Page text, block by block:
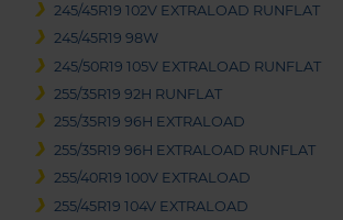
245/45R19 102V EXTRALOAD RUNFLAT
245/45R19 98W
245/50R19 105V EXTRALOAD RUNFLAT
255/35R19 92H RUNFLAT
255/35R19 96H EXTRALOAD
255/35R19 96H EXTRALOAD RUNFLAT
255/40R19 100V EXTRALOAD
255/45R19 104V EXTRALOAD